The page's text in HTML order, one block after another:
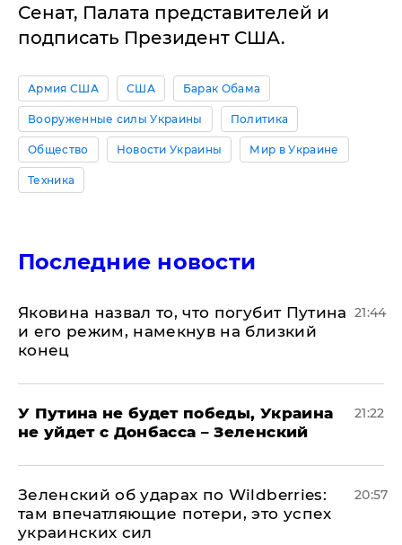
Сенат, Палата представителей и
подписать Президент США.
Армия США США Барак Обама
Вооруженные силы Украины Политика
Общество Новости Украины Мир в Украине
Техника
Последние новости
Яковина назвал то, что погубит Путина
и его режим, намекнув на близкий
конец
21:44
У Путина не будет победы, Украина
не уйдет с Донбасса – Зеленский
21:22
Зеленский об ударах по Wildberries:
там впечатляющие потери, это успех
украинских сил
20:57